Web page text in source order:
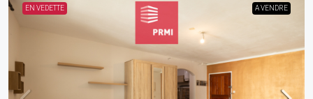
EN VEDETTE A VENDRE